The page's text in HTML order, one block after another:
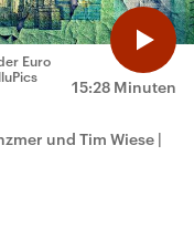
15:28 Minuten
Euro
und Tim Wiese |